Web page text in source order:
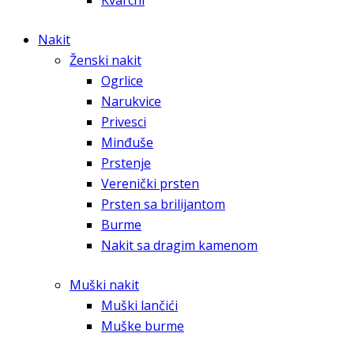
Nakit
Ženski nakit
Ogrlice
Narukvice
Privesci
Minđuše
Prstenje
Verenički prsten
Prsten sa brilijantom
Burme
Nakit sa dragim kamenom
Muški nakit
Muški lančići
Muške burme